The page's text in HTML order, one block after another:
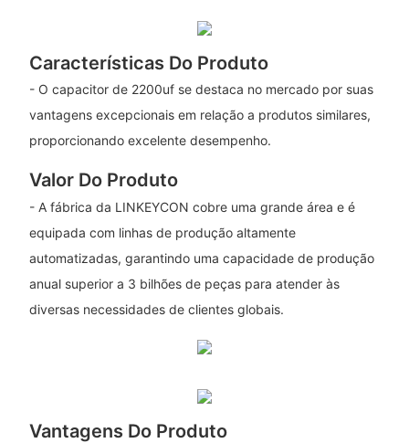
Características Do Produto
- O capacitor de 2200uf se destaca no mercado por suas
vantagens excepcionais em relação a produtos similares,
proporcionando excelente desempenho.
Valor Do Produto
- A fábrica da LINKEYCON cobre uma grande área e é
equipada com linhas de produção altamente
automatizadas, garantindo uma capacidade de produção
anual superior a 3 bilhões de peças para atender às
diversas necessidades de clientes globais.
Vantagens Do Produto